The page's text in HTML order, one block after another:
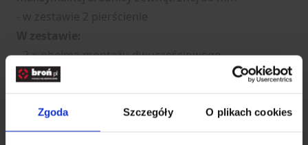
Zgoda Szczegóły O plikach cookies
- 2 × obejma montażu dwuczęściowego ,
- imbus ,
Ilość śrub dla 1 objemy: 4
Ilość śrub podstawy: 1